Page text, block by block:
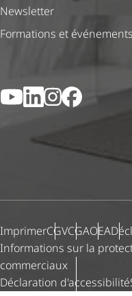
Newsletter
Formations et événements
YouTubeLinkedIn
Instagram
Facebook
ImprimerCGVCGAOEA
Informations sur la
commerciaux
Déclaration d'ac­ces­si­bi­lité